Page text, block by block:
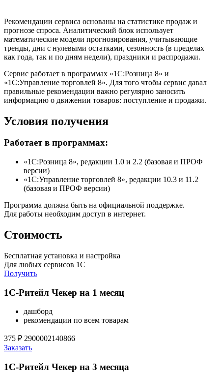
Рекомендации сервиса основаны на статистике продаж и
прогнозе спроса. Аналитический блок использует
математические модели прогнозирования, учитывающие
тренды, дни с нулевыми остатками, сезонность (в пределах
как года, так и по дням недели), праздники и распродажи.
Сервис работает в программах «1С:Розница 8» и
«1С:Управление торговлей 8». Для того чтобы сервис давал
правильные рекомендации важно регулярно заносить
информацию о движении товаров: поступление и продажи.
Условия получения
Работает в программах:
«1С:Розница 8», редакции 1.0 и 2.2 (базовая и ПРОФ
версии)
«1С:Управление торговлей 8», редакции 10.3 и 11.2
(базовая и ПРОФ версии)
Программа должна быть на официальной поддержке.
Для работы необходим доступ в интернет.
Стоимость
Бесплатная установка и настройка
Для любых сервисов 1С
Получить
1С-Ритейл Чекер на 1 месяц
дашборд
рекомендации по всем товарам
375 ₽ 2900002140866
Заказать
1С-Ритейл Чекер на 3 месяца